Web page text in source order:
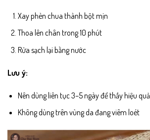
Xay phèn chua thành bột mịn
Thoa lên chân trong 10 phút
Rửa sạch lại bằng nước
Lưu ý:
Nên dùng liên tục 3–5 ngày để thấy hiệu quả
Không dùng trên vùng da đang viêm loét